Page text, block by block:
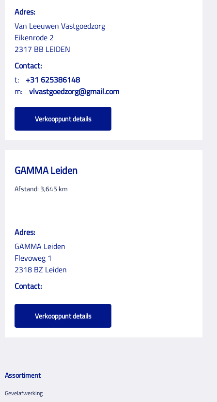
Adres:
Van Leeuwen Vastgoedzorg
Eikenrode 2
2317 BB LEIDEN
Contact:
t: +31 625386148
m: vlvastgoedzorg@gmail.com
Verkooppunt details
GAMMA Leiden
Afstand: 3,645 km
Adres:
GAMMA Leiden
Flevoweg 1
2318 BZ Leiden
Contact:
Verkooppunt details
Assortiment
Gevelafwerking